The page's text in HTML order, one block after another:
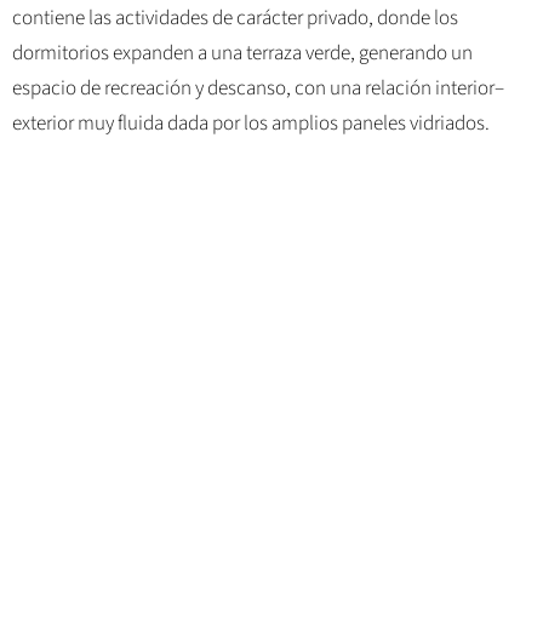
contiene las actividades de carácter privado, donde los
dormitorios expanden a una terraza verde, generando un
espacio de recreación y descanso, con una relación interior–
exterior muy fluida dada por los amplios paneles vidriados.